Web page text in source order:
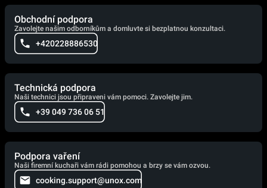
Obchodní podpora
Zavolejte našim odborníkům a domluvte si bezplatnou konzultaci.
+420228886530
Technická podpora
Naši technici jsou připraveni vám pomoci. Zavolejte jim.
+39 049 736 06 51
Podpora vaření
Naši firemní kuchaři vám rádi pomohou a brzy se vám ozvou.
cooking.support@unox.com